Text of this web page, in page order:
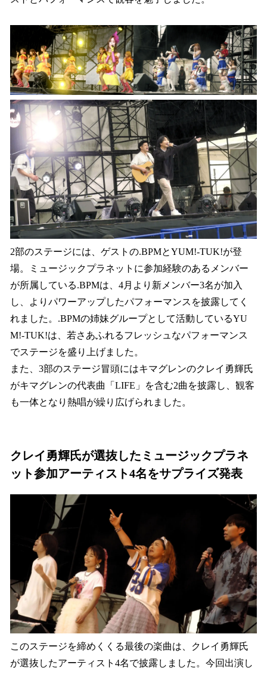
2部のステージには、ゲストの.BPMとYUM!-TUK!が登
場。ミュージックプラネットに参加経験のあるメンバー
が所属している.BPMは、4月より新メンバー3名が加入
し、よりパワーアップしたパフォーマンスを披露してく
れました。.BPMの姉妹グループとして活動しているYU
M!-TUK!は、若さあふれるフレッシュなパフォーマンス
でステージを盛り上げました。
また、3部のステージ冒頭にはキマグレンのクレイ勇輝氏
がキマグレンの代表曲「LIFE」を含む2曲を披露し、観客
も一体となり熱唱が繰り広げられました。
クレイ勇輝氏が選抜したミュージックプラネ
ット参加アーティスト4名をサプライズ発表
このステージを締めくくる最後の楽曲は、クレイ勇輝氏
が選抜したアーティスト4名で披露しました。今回出演し